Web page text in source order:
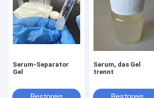
Serum-Separator
Gel
Serum, das Gel
trennt